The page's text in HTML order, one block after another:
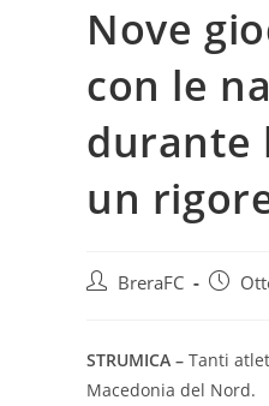
Nove
con le
durante
un
BreraFC
STRUMICA – Tanti
Macedonia del Nord.